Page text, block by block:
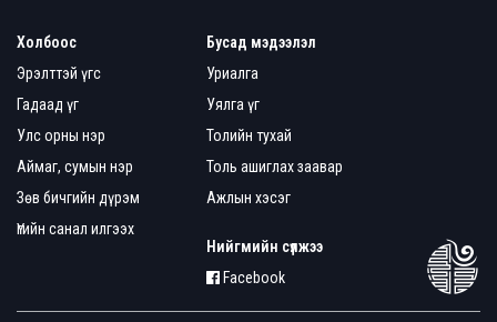
Холбоос
Эрэлттэй үгс
Гадаад үг
Улс орны нэр
Аймаг, сумын нэр
Зөв бичгийн дүрэм
Үгийн санал илгээх
Бусад мэдээлэл
Уриалга
Уялга үг
Толийн тухай
Толь ашиглах заавар
Ажлын хэсэг
Нийгмийн сүлжээ
Facebook